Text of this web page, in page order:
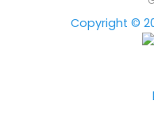
Copyright ©